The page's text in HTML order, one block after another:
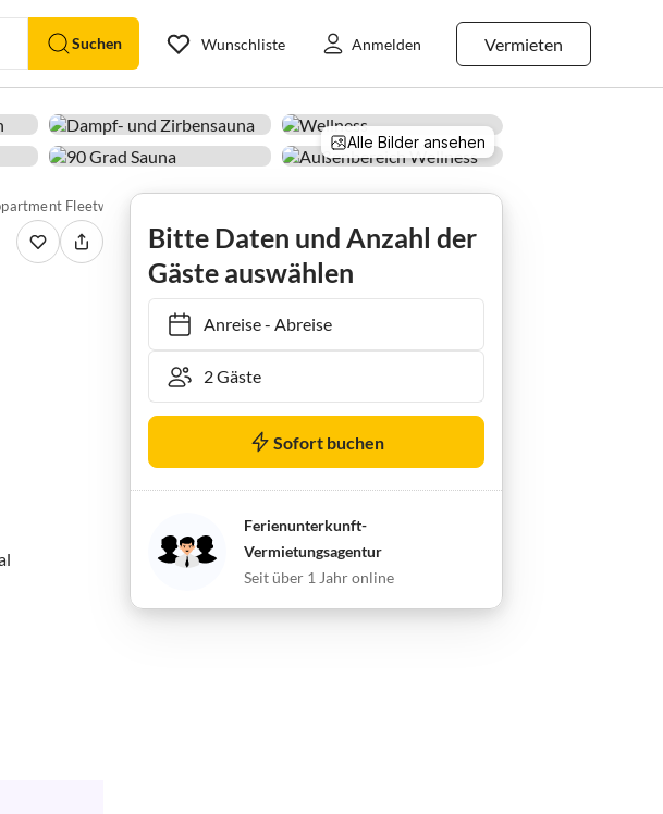
Suchen Vermieten
Wunschliste Anmelden
Alle Bilder ansehen
Bitte Daten und Anzahl der
Gäste auswählen
Anreise- Abreise
Sofort buchen
Ferienunterkunft-
Vermietungsagentur
Seit über 1 Jahr online